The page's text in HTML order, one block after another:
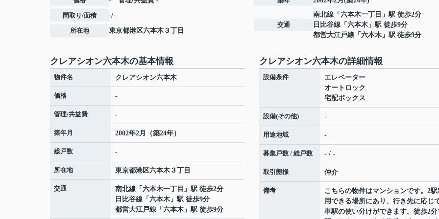
間取り/面積 -/-
所在地 東京都港区六本木 ３丁目
交通
南北線 「 六本木一丁目 」駅 徒歩2分
日比谷線 「 六本木 」駅 徒歩9分
都営大江戸線 「 六本木 」駅 徒歩9分
クレアシオン六本木の基本情報
物件名 クレアシオン六本木
価格 -
管理/共益費 -
築年月 2002年2月（築24年）
総戸数 -
所在地 東京都港区六本木 ３丁目
交通 南北線 「 六本木一丁目 」駅 徒歩2分
日比谷線 「 六本木 」駅 徒歩9分
都営大江戸線 「 六本木 」駅 徒歩9分
クレアシオン六本木の詳細情報
設備条件
エレベーター
オートロック
宅配ボックス
設備(その他) -
用途地域 -
募集戸数 / 総戸数 - / -
取引態様 仲介
備考
こちらの物件はマンションです。2駅
用できる場所にあり、行き先に応じ
車駅の使い分けができます。徒歩2分